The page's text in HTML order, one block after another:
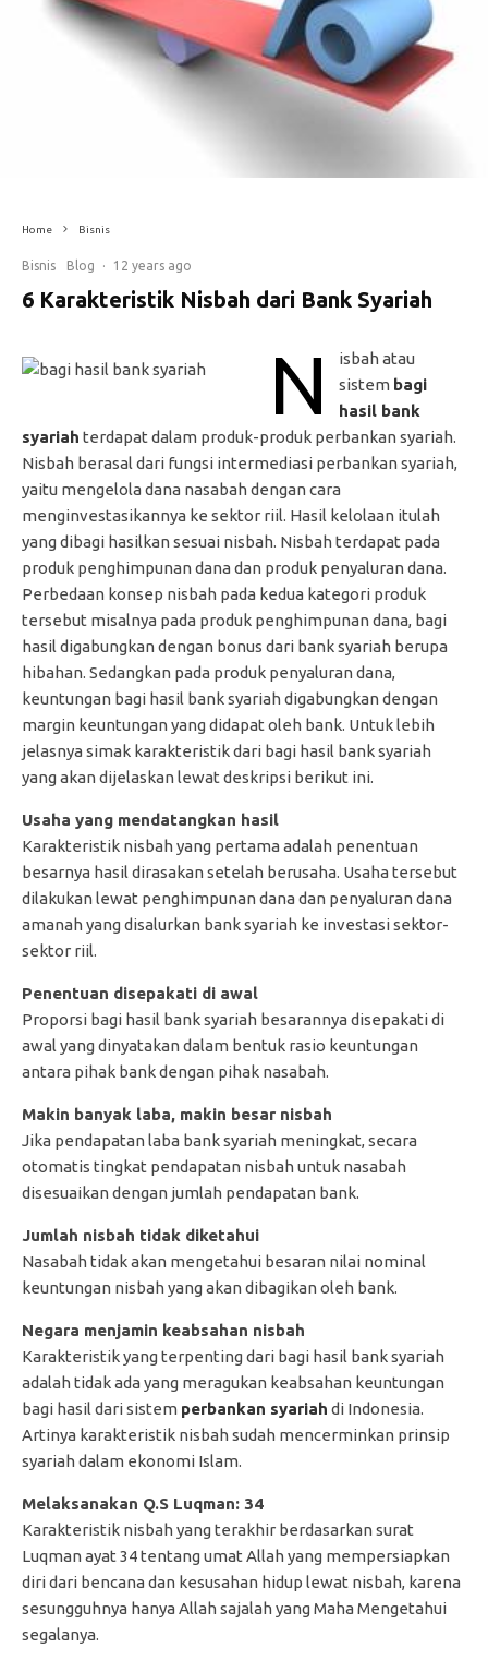
Home Bisnis
Bisnis Blog · 12 years ago
6 Karakteristik Nisbah dari Bank Syariah
N
isbah atau
sistem bagi
hasil bank
syariah terdapat dalam produk-produk perbankan syariah.
Nisbah berasal dari fungsi intermediasi perbankan syariah,
yaitu mengelola dana nasabah dengan cara
menginvestasikannya ke sektor riil. Hasil kelolaan itulah
yang dibagi hasilkan sesuai nisbah. Nisbah terdapat pada
produk penghimpunan dana dan produk penyaluran dana.
Perbedaan konsep nisbah pada kedua kategori produk
tersebut misalnya pada produk penghimpunan dana, bagi
hasil digabungkan dengan bonus dari bank syariah berupa
hibahan. Sedangkan pada produk penyaluran dana,
keuntungan bagi hasil bank syariah digabungkan dengan
margin keuntungan yang didapat oleh bank. Untuk lebih
jelasnya simak karakteristik dari bagi hasil bank syariah
yang akan dijelaskan lewat deskripsi berikut ini.
Usaha yang mendatangkan hasil
Karakteristik nisbah yang pertama adalah penentuan
besarnya hasil dirasakan setelah berusaha. Usaha tersebut
dilakukan lewat penghimpunan dana dan penyaluran dana
amanah yang disalurkan bank syariah ke investasi sektor-
sektor riil.
Penentuan disepakati di awal
Proporsi bagi hasil bank syariah besarannya disepakati di
awal yang dinyatakan dalam bentuk rasio keuntungan
antara pihak bank dengan pihak nasabah.
Makin banyak laba, makin besar nisbah
Jika pendapatan laba bank syariah meningkat, secara
otomatis tingkat pendapatan nisbah untuk nasabah
disesuaikan dengan jumlah pendapatan bank.
Jumlah nisbah tidak diketahui
Nasabah tidak akan mengetahui besaran nilai nominal
keuntungan nisbah yang akan dibagikan oleh bank.
Negara menjamin keabsahan nisbah
Karakteristik yang terpenting dari bagi hasil bank syariah
adalah tidak ada yang meragukan keabsahan keuntungan
bagi hasil dari sistem perbankan syariah di Indonesia.
Artinya karakteristik nisbah sudah mencerminkan prinsip
syariah dalam ekonomi Islam.
Melaksanakan Q.S Luqman: 34
Karakteristik nisbah yang terakhir berdasarkan surat
Luqman ayat 34 tentang umat Allah yang mempersiapkan
diri dari bencana dan kesusahan hidup lewat nisbah, karena
sesungguhnya hanya Allah sajalah yang Maha Mengetahui
segalanya.